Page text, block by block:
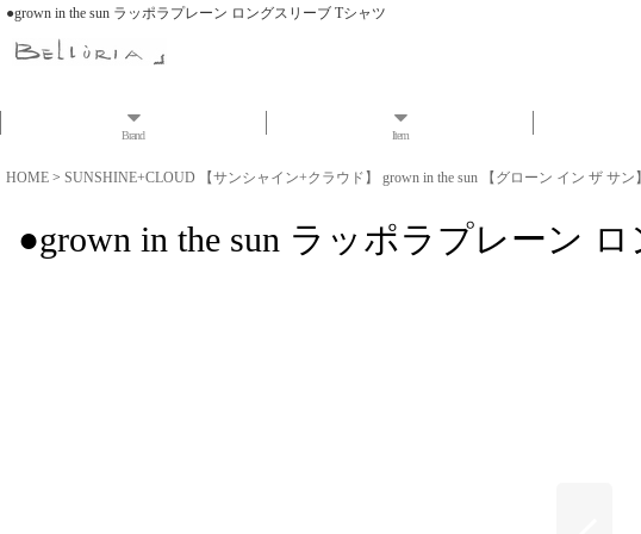
●grown in the sun ラッポラプレーン ロングスリーブ Tシャツ
Brand Item
HOME > SUNSHINE+CLOUD 【サンシャイン+クラウド】 grown in the sun 【グローン イン ザ サン】
●grown in the sun ラッポラプレーン